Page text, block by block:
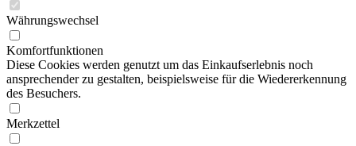
Währungswechsel
Komfortfunktionen
Diese Cookies werden genutzt um das Einkaufserlebnis noch
ansprechender zu gestalten, beispielsweise für die Wiedererkennung
des Besuchers.
Merkzettel